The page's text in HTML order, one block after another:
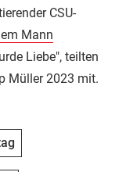
CSU-
Mann
Liebe", teilten
Müller 2023 mit.